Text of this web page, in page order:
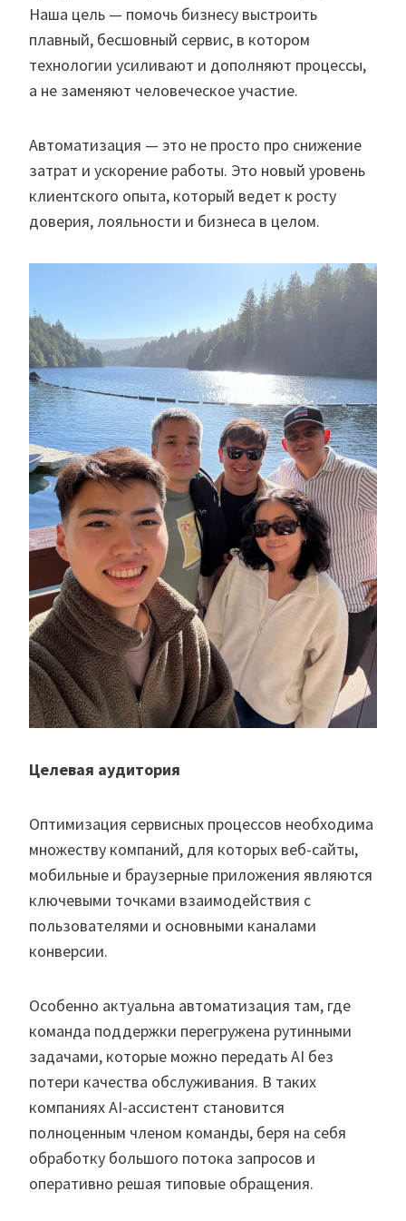
Наша цель — помочь бизнесу выстроить
плавный, бесшовный сервис, в котором
технологии усиливают и дополняют процессы,
а не заменяют человеческое участие.
Автоматизация — это не просто про снижение
затрат и ускорение работы. Это новый уровень
клиентского опыта, который ведет к росту
доверия, лояльности и бизнеса в целом.
Целевая аудитория
Оптимизация сервисных процессов необходима
множеству компаний, для которых веб-сайты,
мобильные и браузерные приложения являются
ключевыми точками взаимодействия с
пользователями и основными каналами
конверсии.
Особенно актуальна автоматизация там, где
команда поддержки перегружена рутинными
задачами, которые можно передать AI без
потери качества обслуживания. В таких
компаниях AI-ассистент становится
полноценным членом команды, беря на себя
обработку большого потока запросов и
оперативно решая типовые обращения.